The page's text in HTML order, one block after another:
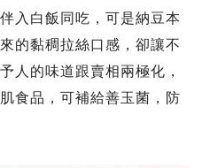
入白飯同吃，可是納豆本
的黏稠拉絲口感，卻讓不
人的味道跟賣相兩極化，
食品，可補給善玉菌，防